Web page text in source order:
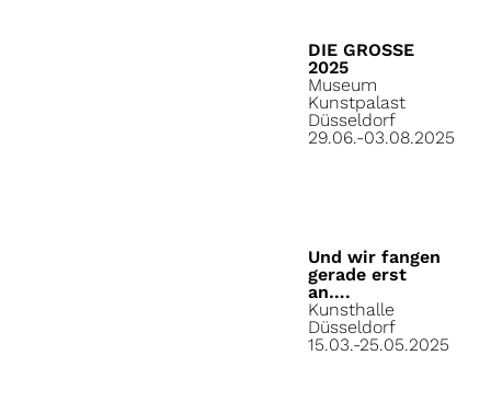
DIE GROSSE
2025
Museum
Kunstpalast
Düsseldorf
29.06.-03.08.2025
Und wir fangen
gerade erst
an….
Kunsthalle
Düsseldorf
15.03.-25.05.2025